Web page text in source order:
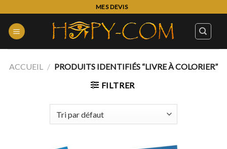
content
MES DEVIS
ACCUEIL / PRODUITS IDENTIFIÉS “LIVRE À COLORIER”
FILTRER